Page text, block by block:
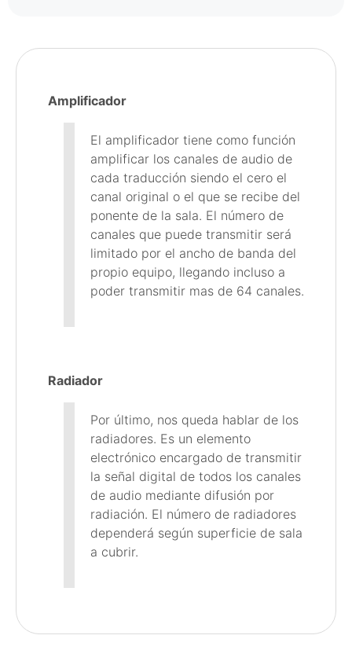
Amplificador
El amplificador tiene como función
amplificar los canales de audio de
cada traducción siendo el cero el
canal original o el que se recibe del
ponente de la sala. El número de
canales que puede transmitir será
limitado por el ancho de banda del
propio equipo, llegando incluso a
poder transmitir mas de 64 canales.
Radiador
Por último, nos queda hablar de los
radiadores. Es un elemento
electrónico encargado de transmitir
la señal digital de todos los canales
de audio mediante difusión por
radiación. El número de radiadores
dependerá según superficie de sala
a cubrir.